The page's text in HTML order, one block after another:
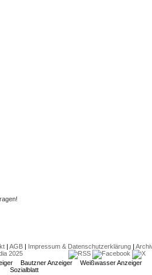
| AGB| Impressum & Datenschutzerklärung|
2025
Bautzner Anzeiger
Weißwasser Anzeiger
Sozialblatt